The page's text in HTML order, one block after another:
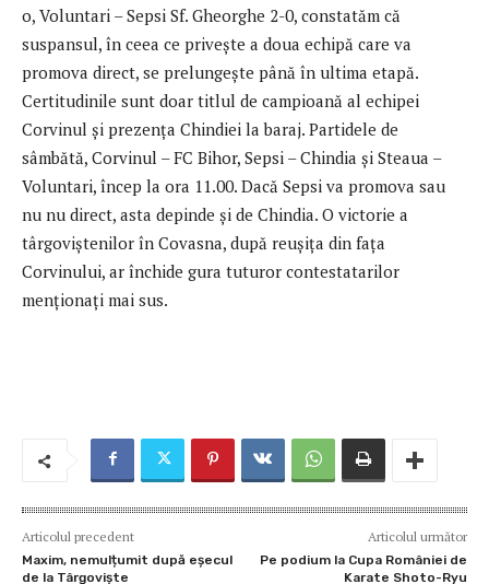
o, Voluntari – Sepsi Sf. Gheorghe 2-0, constatăm că
suspansul, în ceea ce privește a doua echipă care va
promova direct, se prelungește până în ultima etapă.
Certitudinile sunt doar titlul de campioană al echipei
Corvinul și prezența Chindiei la baraj. Partidele de
sâmbătă, Corvinul – FC Bihor, Sepsi – Chindia și Steaua –
Voluntari, încep la ora 11.00. Dacă Sepsi va promova sau
nu nu direct, asta depinde și de Chindia. O victorie a
târgoviștenilor în Covasna, după reușița din fața
Corvinului, ar închide gura tuturor contestatarilor
menționați mai sus.
Articolul precedent
Maxim, nemulțumit după eșecul
de la Târgoviște
Articolul următor
Pe podium la Cupa României de
Karate Shoto-Ryu